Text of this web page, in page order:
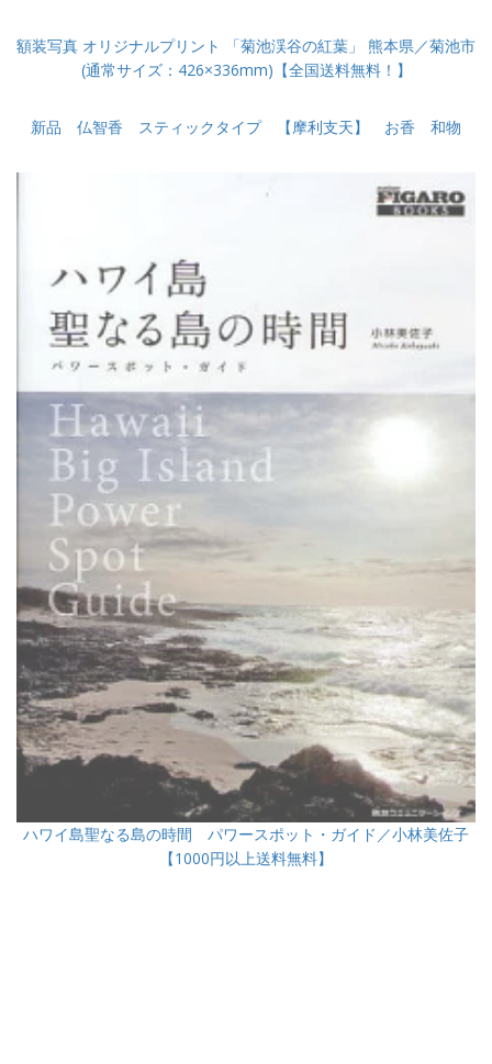
額装写真 オリジナルプリント 「菊池渓谷の紅葉」 熊本県／菊池市
(通常サイズ：426×336mm)【全国送料無料！】
新品 仏智香 スティックタイプ 【摩利支天】 お香 和物
ハワイ島聖なる島の時間 パワースポット・ガイド／小林美佐子
【1000円以上送料無料】